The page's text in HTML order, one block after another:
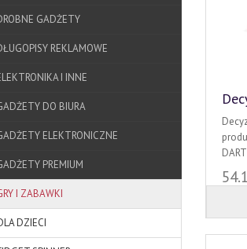
GADŻETY
REKLAMOWE
I INNE
DO BIURA
ELEKTRONICZNE
PREMIUM
I ZABAWKI
DZIECI